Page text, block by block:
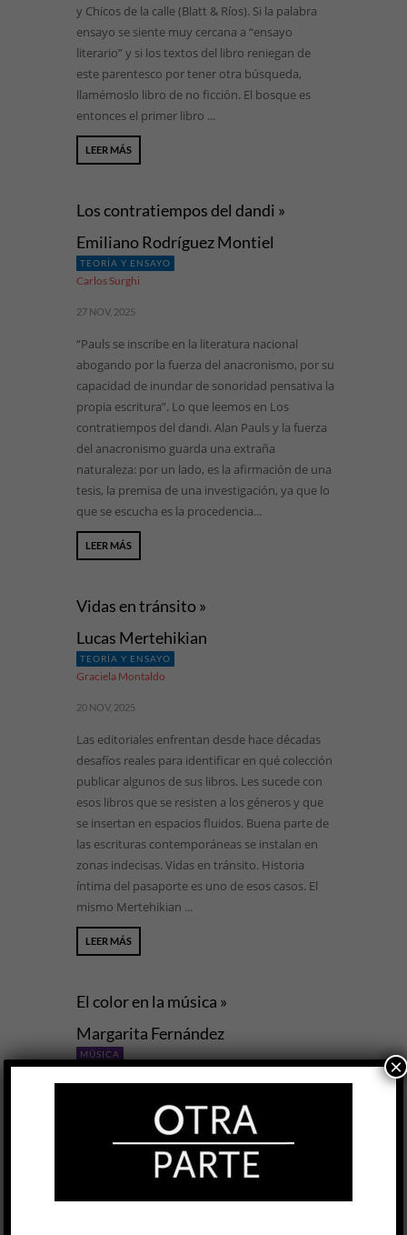
y Chicos de la calle (Blatt & Ríos). Si la palabra
ensayo se siente muy cercana a “ensayo
literario” y si los textos del libro reniegan de
este parentesco por tener otra búsqueda,
llamémoslo libro de no ficción. El bosque es
entonces el primer libro ...
LEER MÁS
Los contratiempos del dandi »
Emiliano Rodríguez Montiel
TEORÍA Y ENSAYO
Carlos Surghi
27 NOV, 2025
“Pauls se inscribe en la literatura nacional
abogando por la fuerza del anacronismo, por su
capacidad de inundar de sonoridad pensativa la
propia escritura”. Lo que leemos en Los
contratiempos del dandi. Alan Pauls y la fuerza
del anacronismo guarda una extraña
naturaleza: por un lado, es la afirmación de una
tesis, la premisa de una investigación, ya que lo
que se escucha es la procedencia...
LEER MÁS
Vidas en tránsito »
Lucas Mertehikian
TEORÍA Y ENSAYO
Graciela Montaldo
20 NOV, 2025
Las editoriales enfrentan desde hace décadas
desafíos reales para identificar en qué colección
publicar algunos de sus libros. Les sucede con
esos libros que se resisten a los géneros y que
se insertan en espacios fluidos. Buena parte de
las escrituras contemporáneas se instalan en
zonas indecisas. Vidas en tránsito. Historia
íntima del pasaporte es uno de esos casos. El
mismo Mertehikian ...
LEER MÁS
El color en la música »
Margarita Fernández
MÚSICA
La pianista y performer Margarita Fernández
cumplió, en julio pasado, noventa y nueve años.
Actualmente se encuentra trabajando en su
primera película como realizadora (otra de sus
×